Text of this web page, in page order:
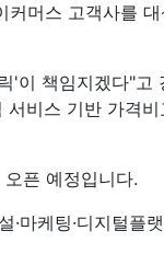
머스 고객사를
'이 책임지겠다"
비스 기반 가격
픈 예정입니다.
마케팅·디지털플